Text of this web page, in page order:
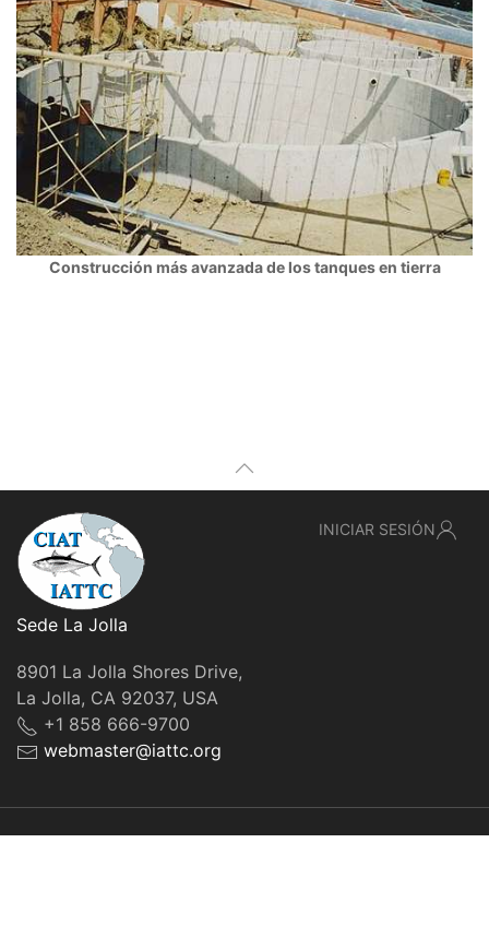
Construcción más avanzada de los tanques en tierra
Sede La Jolla
8901 La Jolla Shores Drive,
La Jolla, CA 92037, USA
+1 858 666-9700
webmaster@iattc.org
INICIAR SESIÓN
© IATTC, 2022-2026